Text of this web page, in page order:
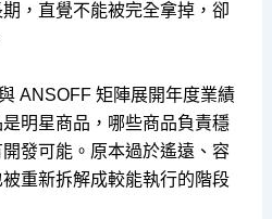
，直覺不能被完全拿掉，卻
ANSOFF 矩陣展開年度業績
明星商品，哪些商品負責穩
發可能。原本過於遙遠、容
重新拆解成較能執行的階段